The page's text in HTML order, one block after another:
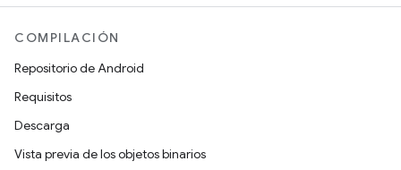
COMPILACIÓN
Repositorio de Android
Requisitos
Descarga
Vista previa de los objetos binarios